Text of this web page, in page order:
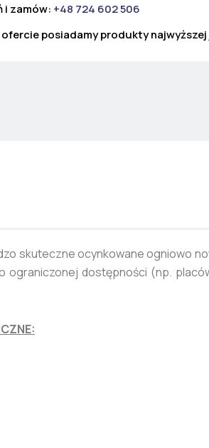
i zamów: +48 724 602 506
ofercie posiadamy produkty
skuteczne ocynkowane ogniowo
dostępności (np.